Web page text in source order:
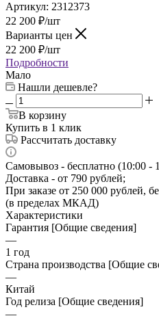
Артикул: 2312373
22 200 ₽/шт
Варианты цен
22 200 ₽/шт
Подробности
Мало
Нашли дешевле?
В корзину
Купить в 1 клик
Рассчитать доставку
Самовывоз - бесплатно (10:00 -
Доставка - от 790 рублей;
При заказе от 250 000 рублей,
(в пределах МКАД)
Характеристики
Гарантия [Общие сведения]
—
1 год
Страна производства [Общие
—
Китай
Год релиза [Общие сведения]